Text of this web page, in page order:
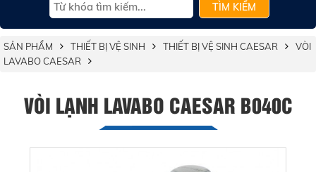
TÌM KIẾM
SẢN PHẨM THIẾT BỊ VỆ SINH THIẾT BỊ VỆ SINH CAESAR
VÒI
LAVABO CAESAR
VÒI LẠNH LAVABO CAESAR B040C